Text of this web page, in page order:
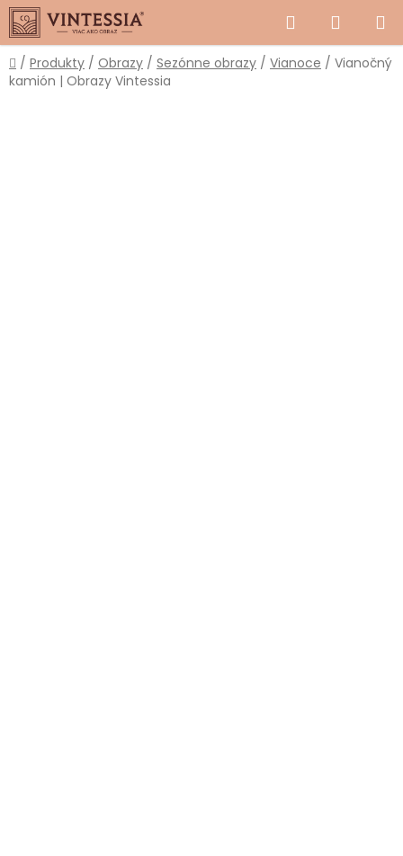
Prejsť
na
obsah
Hľadať
KOŠÍK
Domov
/ Produkty / Obrazy / Sezónne obrazy / Vianoce / Vianočný
kamión | Obrazy Vintessia